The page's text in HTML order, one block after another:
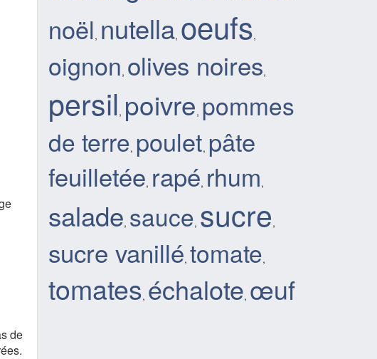
de
noël, nutella, oeufs,
oignon, olives noires,
persil, poivre, pommes
de terre, poulet, pâte
feuilletée, rapé, rhum,
salade, sauce, sucre,
sucre vanillé, tomate,
tomates, échalote, œuf